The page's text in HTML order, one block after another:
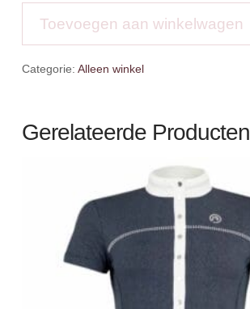
aantalToevoegen aan winkelwagen
Categorie: Alleen winkel
Gerelateerde Producten